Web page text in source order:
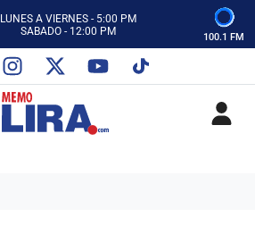
LUNES A VIERNES - 5:00 PM
SABADO - 12:00 PM
CON MEMO LIRA Y SU EQUIPO
LUNES A VIERNES - 5:00 PM
SABADO - 12:00 PM
100.1 FM